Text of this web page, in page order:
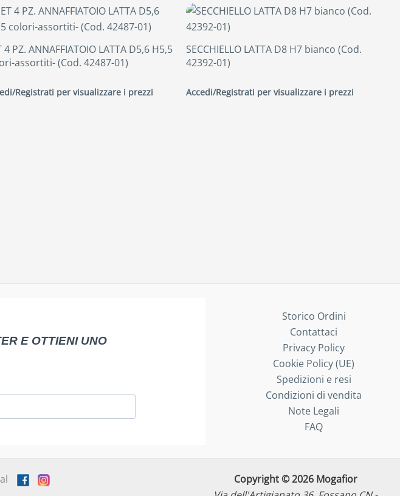
4 PZ. ANNAFFIATOIO LATTA D5,6 H5,5
assortiti- (Cod. 42487-01)
Registrati per visualizzare i prezzi
SECCHIELLO LATTA D8 H7 bianco (Cod.
42392-01)
Accedi/Registrati per visualizzare i prezzi
Storico Ordini
Contattaci
Privacy Policy
Cookie Policy (UE)
Spedizioni e resi
Condizioni di vendita
Note Legali
FAQ
Copyright © 2026 Mogafior